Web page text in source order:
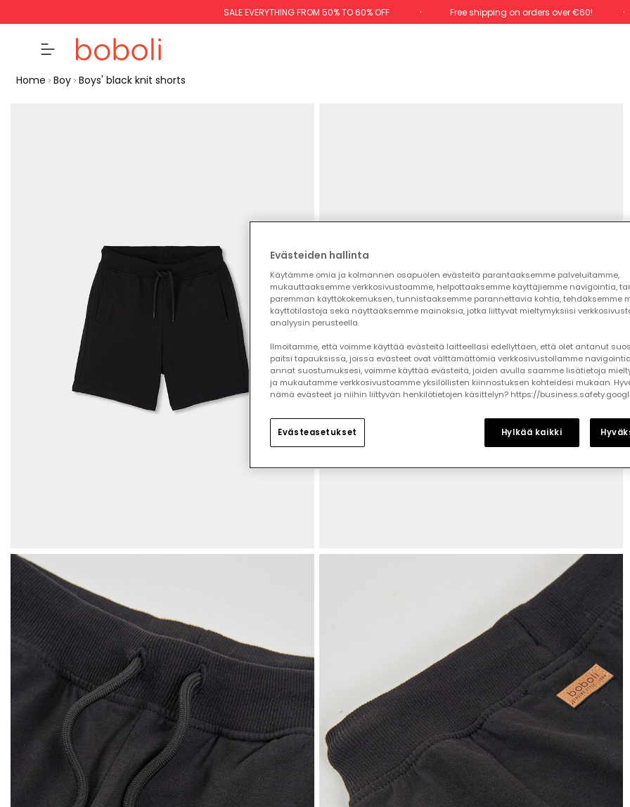
SALE EVERYTHING FROM 50% TO 60% OFF Free shipping on orders over €60!
Home Boy Boys' black knit shorts
Evästeiden hallinta
Käytämme omia ja kolmannen osapuolen evästeitä parantaaksemme palveluitamme,
mukauttaaksemme verkkosivustoamme, helpottaaksemme käyttäjiemme navigointia,
paremman käyttökokemuksen, tunnistaaksemme parannettavia kohtia, tehdäksemme
käyttötilastoja sekä näyttääksemme mainoksia, jotka liittyvät mieltymyksiisi
analyysin perusteella.
Ilmoitamme, että voimme käyttää evästeitä laitteellasi edellyttäen, että olet antanut
paitsi tapauksissa, joissa evästeet ovat välttämättömiä verkkosivustollamme
annat suostumuksesi, voimme käyttää evästeitä, joiden avulla saamme lisätietoja
ja mukautamme verkkosivustoamme yksilöllisten kiinnostuksen kohteidesi mukaan.
nämä evästeet ja niihin liittyvän henkilötietojen käsittelyn? https://
Evästeasetukset Hylkää kaikki